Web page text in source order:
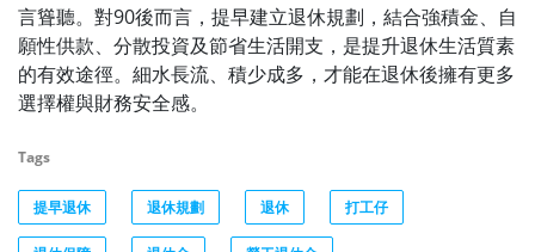
言聳聽。對90後而言，提早建立退休規劃，結合強積金、自
願性供款、分散投資及節省生活開支，是提升退休生活質素
的有效途徑。細水長流、積少成多，才能在退休後擁有更多
選擇權與財務安全感。
Tags
提早退休 退休規劃 退休 打工仔